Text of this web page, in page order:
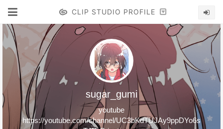
CLIP STUDIO PROFILE
sugar_gumi
youtube
https://youtube.com/channel/UC3bKdTUJAy9ppDYo6s